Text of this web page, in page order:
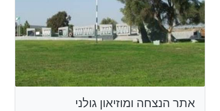
אתר הנצחה ומוזיאון גולני